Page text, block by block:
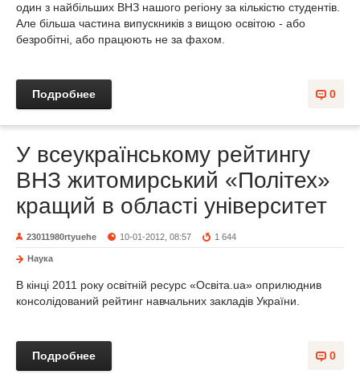
один з найбільших ВНЗ нашого регіону за кількістю студентів.
Але більша частина випускників з вищою освітою - або
безробітні, або працюють не за фахом.
0
Подробнее
У всеукраїнському рейтингу
ВНЗ житомирський «Політех»
кращий в області університет
23011980rtyuehe 10-01-2012, 08:57 1 644
Наука
В кінці 2011 року освітній ресурс «Освіта.ua» оприлюднив
консолідований рейтинг навчальних закладів України.
0
Подробнее